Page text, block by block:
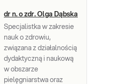
dr n. o zdr. Olga Dąbska
Specjalistka w zakresie
nauk o zdrowiu,
związana z działalnością
dydaktyczną i naukową
w obszarze
pielęgniarstwa oraz